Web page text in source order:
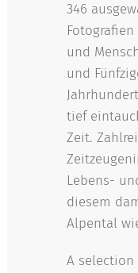
346
und
und
tief
Zeit.
Lebens-
diesem
Alpental
A